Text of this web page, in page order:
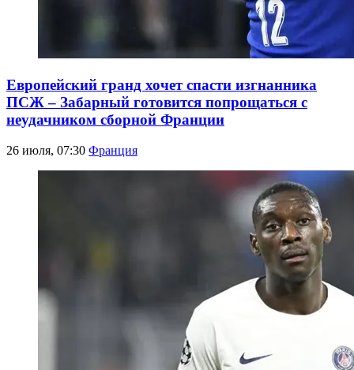
Европейский гранд хочет спасти изгнанника
ПСЖ – Забарный готовится попрощаться с
неудачником сборной Франции
26 июля, 07:30 Франция